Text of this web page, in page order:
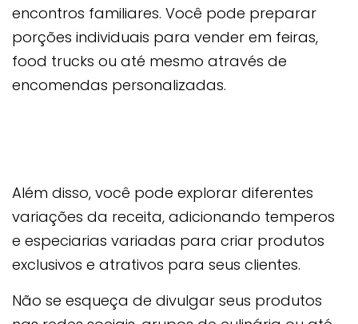
encontros familiares. Você pode preparar
porções individuais para vender em feiras,
food trucks ou até mesmo através de
encomendas personalizadas.
Além disso, você pode explorar diferentes
variações da receita, adicionando temperos
e especiarias variadas para criar produtos
exclusivos e atrativos para seus clientes.
Não se esqueça de divulgar seus produtos